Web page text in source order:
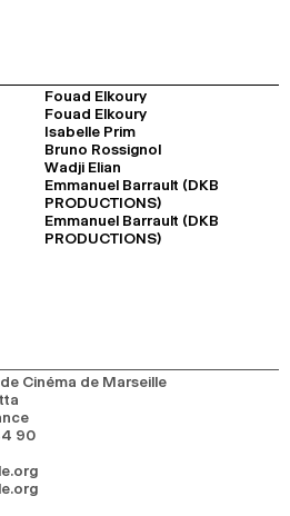
Fouad Elkoury
Fouad Elkoury
Isabelle Prim
Bruno Rossignol
Wadji Elian
Emmanuel Barrault (DKB
PRODUCTIONS)
Emmanuel Barrault (DKB
PRODUCTIONS)
Cinéma de Marseille
90